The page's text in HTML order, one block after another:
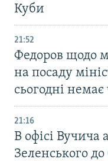
Куби
21:52
Федоров щодо
на посаду
сьогодні немає
21:16
В офісі Вучича
Зеленського до